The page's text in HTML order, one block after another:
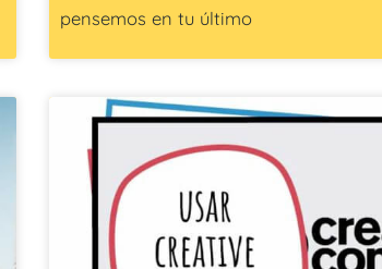
pensemos en tu último